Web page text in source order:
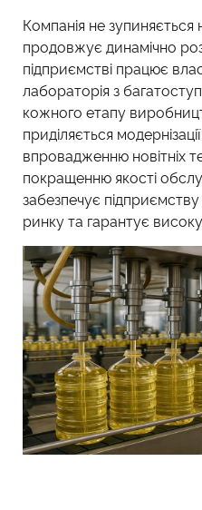
Компанія не зупиняється
продовжує динамічно
підприємстві працює
лабораторія з
кожного етапу
приділяється
впровадженню новітніх
покращенню якості
забезпечує підприємству
ринку та гарантує високу